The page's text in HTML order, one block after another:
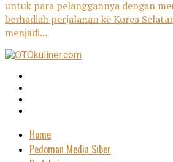
untuk para pelanggannya dengan
berhadiah perjalanan ke Korea
menjadi...
Home
Pedoman Media Siber